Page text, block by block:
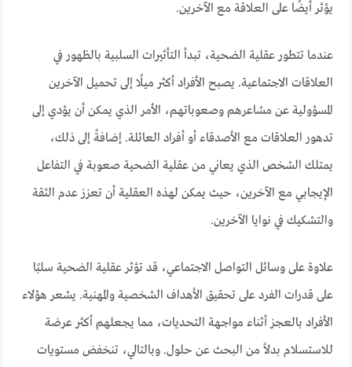
يؤثر أيضًا على العلاقة مع الآخرين.
عندما تتطور عقلية الضحية، تبدأ التأثيرات السلبية بالظهور في
العلاقات الاجتماعية. يصبح الأفراد أكثر ميلًا إلى تحميل الآخرين
المسؤولية عن مشاعرهم وصعوباتهم، الأمر الذي يمكن أن يؤدي إلى
تدهور العلاقات مع الأصدقاء أو أفراد العائلة. إضافةً إلى ذلك،
يمتلك الشخص الذي يعاني من عقلية الضحية صعوبة في التفاعل
الإيجابي مع الآخرين، حيث يمكن لهذه العقلية أن تعزز عدم الثقة
والتشكيك في نوايا الآخرين.
علاوة على وسائل التواصل الاجتماعي، قد تؤثر عقلية الضحية سلبًا
على قدرات الفرد على تحقيق الأهداف الشخصية والمهنية. يشعر هؤلاء
الأفراد بالعجز أثناء مواجهة التحديات، مما يجعلهم أكثر عرضة
للاستسلام بدلاً من البحث عن حلول. وبالتالي، تنخفض مستويات